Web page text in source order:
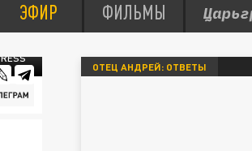
ЭФИР ФИЛЬМЫ
ОТЕЦ АНДРЕЙ: ОТВЕТЫ